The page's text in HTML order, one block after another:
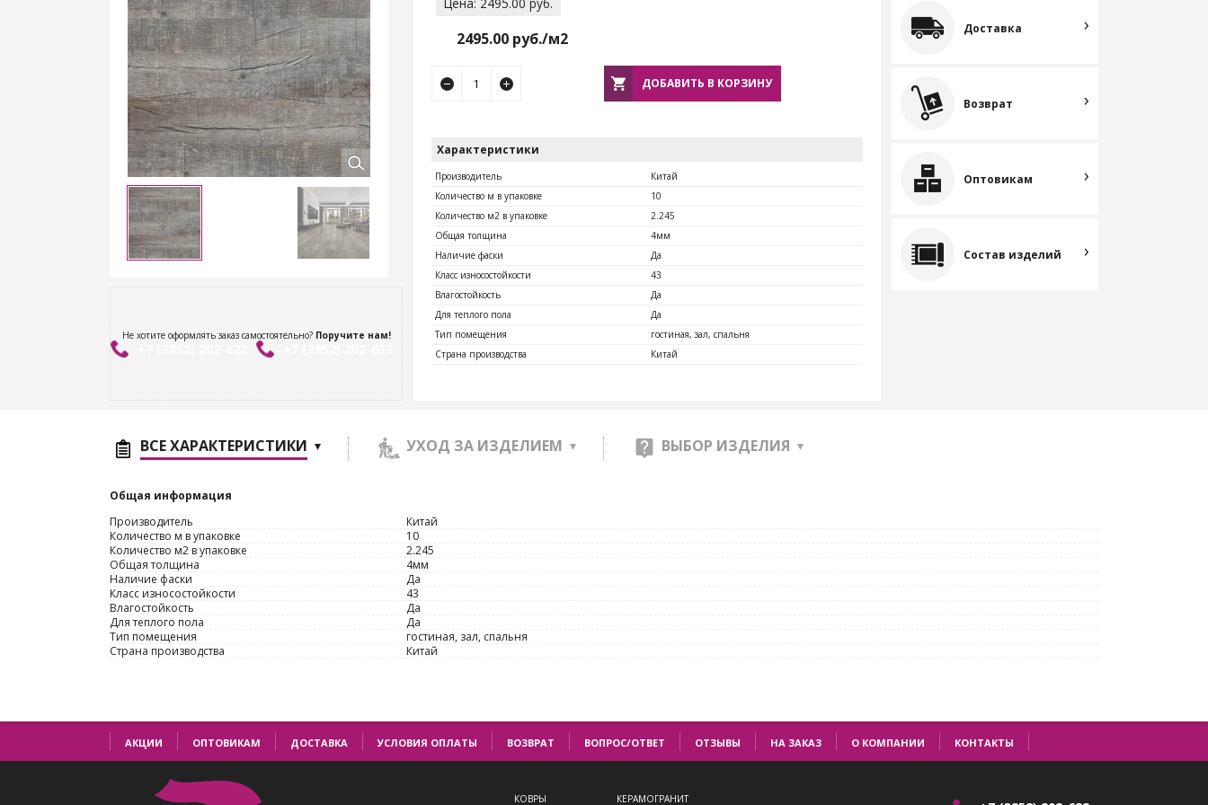
Не хотите оформлять заказ самостоятельно? Поручите нам!
2495.00 руб./м2
ДОБАВИТЬ В КОРЗИНУ
Характеристики
Производитель
Китай
Количество м в упаковке
10
Количество м2 в упаковке
2.245
Общая толщина
4мм
Наличие фаски
Да
Класс износостойкости
43
Влагостойкость
Да
Для теплого пола
Да
Тип помещения
гостиная, зал, спальня
Страна производства
Китай
Доставка
Возврат
Оптовикам
Состав изделий
ВСЕ ХАРАКТЕРИСТИКИ УХОД ЗА ИЗДЕЛИЕМ ВЫБОР ИЗДЕЛИЯ
Общая информация
Производитель
Китай
Количество м в упаковке
10
Количество м2 в упаковке
2.245
Общая толщина
4мм
Наличие фаски
Да
Класс износостойкости
43
Влагостойкость
Да
Для теплого пола
Да
Тип помещения
гостиная, зал, спальня
Страна производства
Китай
АКЦИИ ОПТОВИКАМ ДОСТАВКА УСЛОВИЯ ОПЛАТЫ ВОЗВРАТ ВОПРОС/ОТВЕТ ОТЗЫВЫ НА ЗАКАЗ О КОМПАНИИ КОНТАКТЫ
КОВРЫ КЕРАМОГРАНИТ